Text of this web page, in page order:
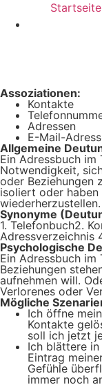
Startseite
Assoziationen:
Kontakte
Adressen
E-Mail-
Allgemeine
Ein Adressbuch
Notwendigkeit,
oder Beziehungen
isoliert oder haben
wiederherzustellen.
Synonyme
1. Telefonbuch2.
Adressverzeichnis
Psychologische
Ein Adressbuch
Beziehungen
aufnehmen will.
Verlorenes oder
Mögliche
Ich öffne
Kontakte
soll ich jetzt
Ich blättere
Eintrag
Gefühle
immer noch